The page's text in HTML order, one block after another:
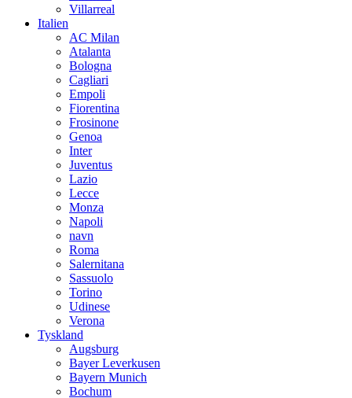
Villarreal
Italien
AC Milan
Atalanta
Bologna
Cagliari
Empoli
Fiorentina
Frosinone
Genoa
Inter
Juventus
Lazio
Lecce
Monza
Napoli
navn
Roma
Salernitana
Sassuolo
Torino
Udinese
Verona
Tyskland
Augsburg
Bayer Leverkusen
Bayern Munich
Bochum